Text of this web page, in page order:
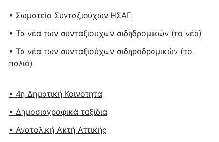
• Σωματείο Συνταξιούχων ΗΣΑΠ
• Τα νέα των συνταξιουχων σιδηδρομικών (το νέο)
• Τα νέα των συνταξιούχων σιδηροδρομικών (το
παλιό)
• 4η Δημοτική Κοινοτητα
• Δημοσιογραφικά ταξίδια
• Ανατολική Ακτή Αττικής